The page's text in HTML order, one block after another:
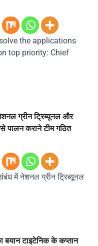
the applications
top priority: Chief
ग्रीन ट्रिब्यूनल और
पालन कराने टीम गठित
में नेशनल ग्रीन ट्रिब्यूनल
बयान टाइटेनिक के कप्तान